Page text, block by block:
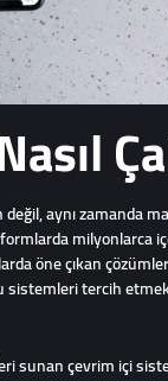
aynı zamanda
öne çıkan
sistemleri tercih
çevrim içi